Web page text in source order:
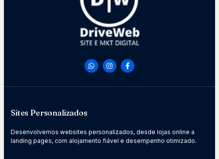
Sites Personalizados
Desenvolvemos websites personalizados, desde lojas online a
landing pages, com alojamento fiável e desempenho otimizado.